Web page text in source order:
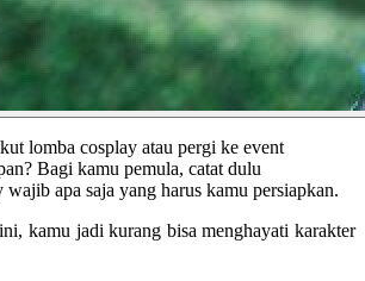
lomba cosplay atau pergi ke event
Bagi kamu pemula, catat dulu
wajib apa saja yang harus kamu persiapkan.
kamu jadi kurang bisa menghayati karakter